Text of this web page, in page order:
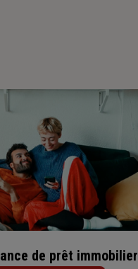
de prêt immobilier